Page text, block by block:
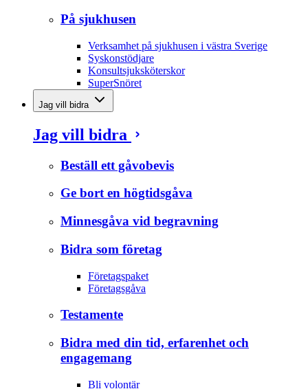
På sjukhusen
Verksamhet på sjukhusen i västra Sverige
Syskonstödjare
Konsultsjuksköterskor
SuperSnöret
Jag vill bidra
Jag vill bidra
Beställ ett gåvobevis
Ge bort en högtidsgåva
Minnesgåva vid begravning
Bidra som företag
Företagspaket
Företagsgåva
Testamente
Bidra med din tid, erfarenhet och
engagemang
Bli volontär